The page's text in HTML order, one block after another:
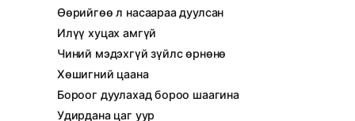
Өөрийгөө л насаараа дуулсан
Илүү хуцах амгүй
Чиний мэдэхгүй зүйлс өрнөнө
Хөшигний цаана
Бороог дуулахад бороо шаагина
Удирдана цаг уур